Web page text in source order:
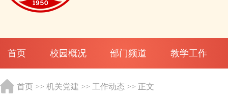
首页 校园概况 部门频道 教学工作
首页 >> 机关党建 >> 工作动态 >> 正文